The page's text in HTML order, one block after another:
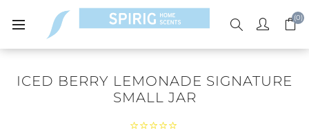
(0)
ICED BERRY LEMONADE SIGNATURE
SMALL JAR